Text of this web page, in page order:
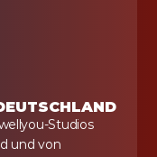
Studios
und von